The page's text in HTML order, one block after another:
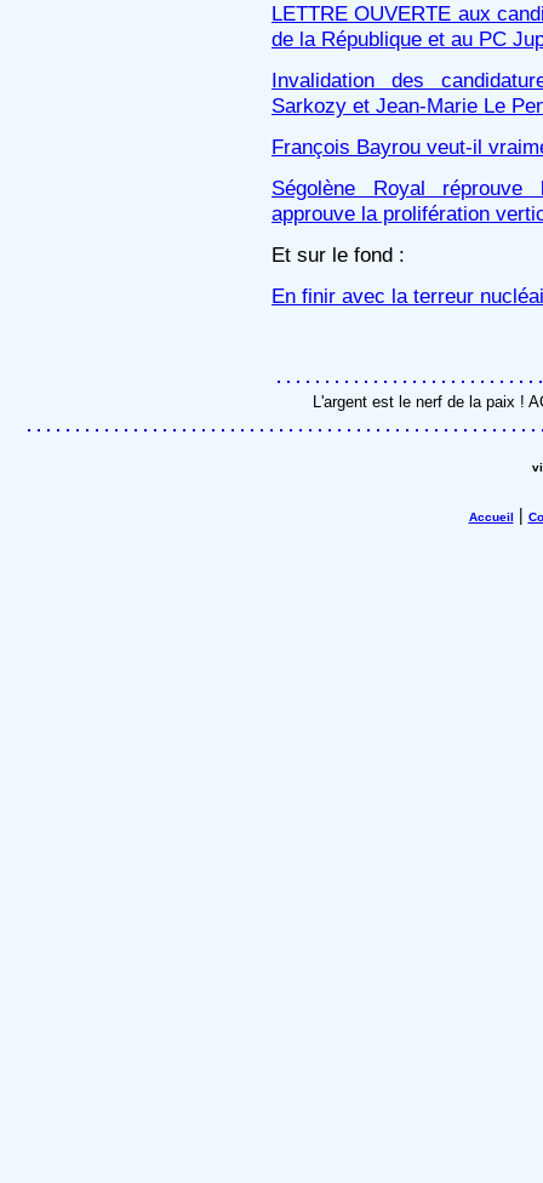
LETTRE OUVERTE aux
de la République et au PC
Invalidation des
Sarkozy et Jean-Marie Le
François Bayrou veut-il
Ségolène Royal réprouve
approuve la prolifération
Et sur le fond :
En finir avec la terreur
L'argent est le nerf de la paix !
Accueil |